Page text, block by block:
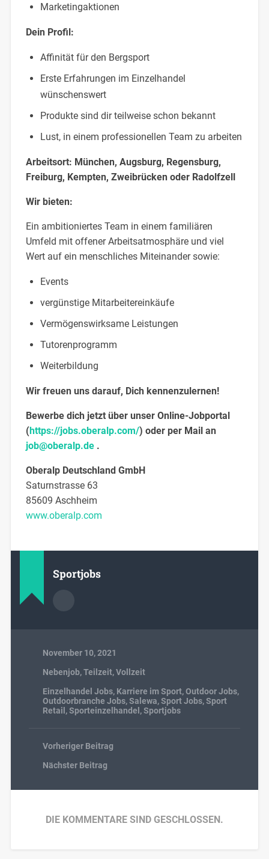
Marketingaktionen
Dein Profil:
Affinität für den Bergsport
Erste Erfahrungen im Einzelhandel
wünschenswert
Produkte sind dir teilweise schon bekannt
Lust, in einem professionellen Team zu arbeiten
Arbeitsort: München, Augsburg, Regensburg,
Freiburg, Kempten, Zweibrücken oder Radolfzell
Wir bieten:
Ein ambitioniertes Team in einem familiären
Umfeld mit offener Arbeitsatmosphäre und viel
Wert auf ein menschliches Miteinander sowie:
Events
vergünstige Mitarbeitereinkäufe
Vermögenswirksame Leistungen
Tutorenprogramm
Weiterbildung
Wir freuen uns darauf, Dich kennenzulernen!
Bewerbe dich jetzt über unser Online-Jobportal
(https://jobs.oberalp.com/) oder per Mail an
job@oberalp.de.
Oberalp Deutschland GmbH
Saturnstrasse 63
85609 Aschheim
www.oberalp.com
Sportjobs
November 10, 2021
Nebenjob,Teilzeit,Vollzeit
Einzelhandel Jobs, Karriere im Sport,Outdoor Jobs,
Outdoorbranche Jobs,Salewa,Sport Jobs,Sport
Retail ,Sporteinzelhandel ,Sportjobs
Vorheriger Beitrag
Nächster Beitrag
DIE KOMMENTARE SIND GESCHLOSSEN.